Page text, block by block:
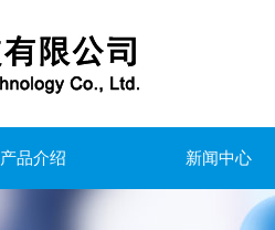
产品介绍 新闻中心